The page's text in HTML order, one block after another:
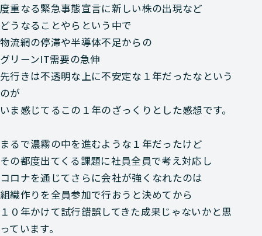
度重なる緊急事態宣言に新しい株の出現など
どうなることやらという中で
物流網の停滞や半導体不足からの
グリーンIT需要の急伸
先行きは不透明な上に不安定な１年だったなという
のが
いま感じてるこの１年のざっくりとした感想です。
まるで濃霧の中を進むような１年だったけど
その都度出てくる課題に社員全員で考え対応し
コロナを通じてさらに会社が強くなれたのは
組織作りを全員参加で行おうと決めてから
１０年かけて試行錯誤してきた成果じゃないかと思
っています。